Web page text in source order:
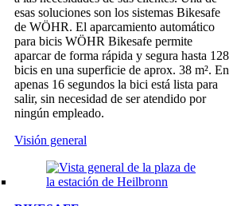
esas soluciones son los sistemas Bikesafe
de WÖHR. El aparcamiento automático
para bicis WÖHR Bikesafe permite
aparcar de forma rápida y segura hasta 128
bicis en una superficie de aprox. 38 m². En
apenas 16 segundos la bici está lista para
salir, sin necesidad de ser atendido por
ningún empleado.
Visión general